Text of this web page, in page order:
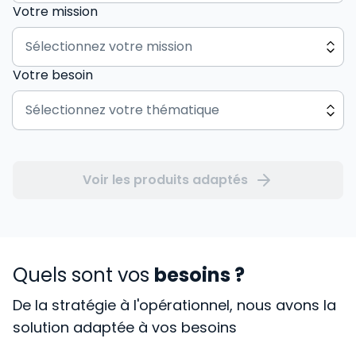
Votre mission
Votre besoin
Voir les produits adaptés
Quels sont vos besoins ?
De la stratégie à l'opérationnel, nous avons la
solution adaptée à vos besoins